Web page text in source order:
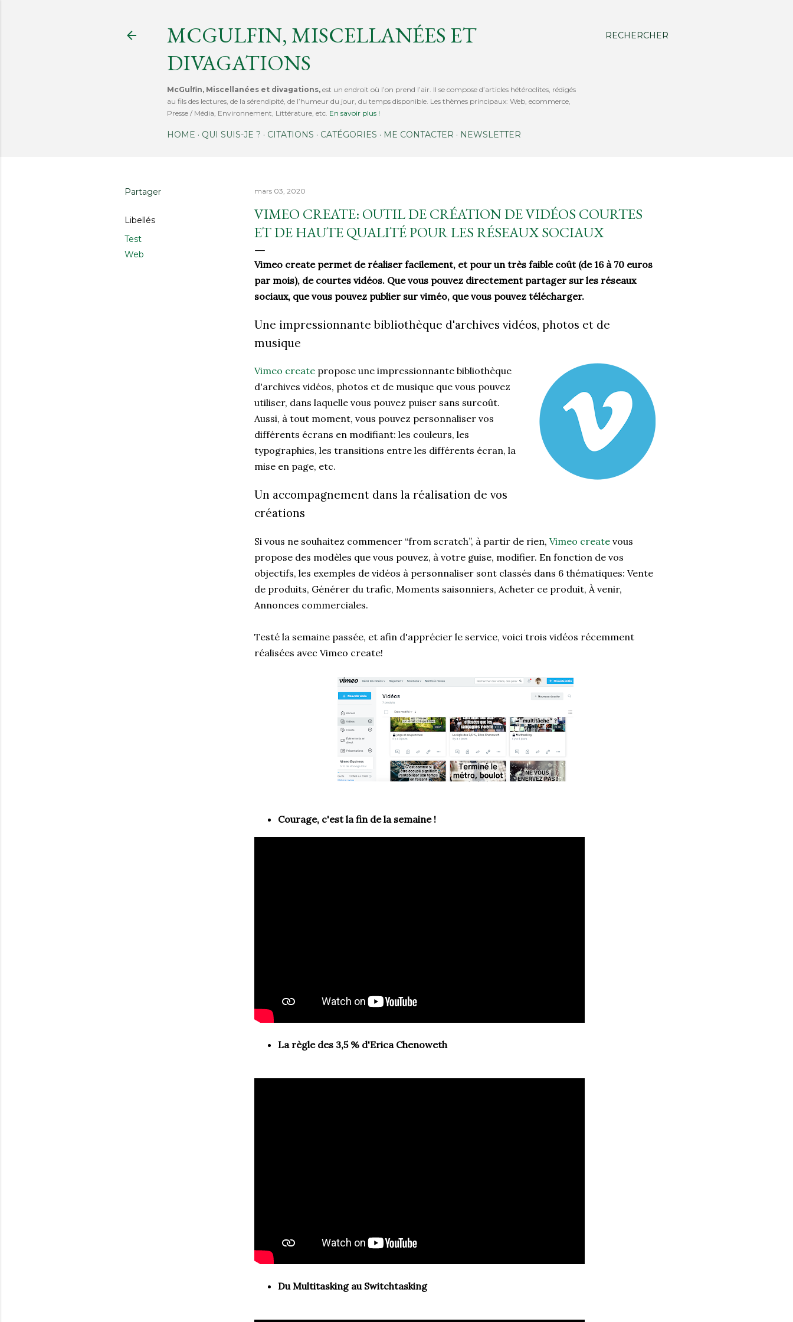
RECHERCHER
MCGULFIN, MISCELLANÉES ET
DIVAGATIONS
McGulfin, Miscellanées et divagations, est un endroit où l’on prend l’air. Il se compose d’articles hétéroclites, rédigés
au fils des lectures, de la sérendipité, de l’humeur du jour, du temps disponible. Les thèmes principaux: Web, ecommerce,
Presse / Média, Environnement, Littérature, etc. En savoir plus !
HOME QUI SUIS-JE ? CITATIONS CATÉGORIES ME CONTACTER NEWSLETTER
Partager
Libellés
Test
Web
mars 03, 2020
VIMEO CREATE: OUTIL DE CRÉATION DE VIDÉOS COURTES
ET DE HAUTE QUALITÉ POUR LES RÉSEAUX SOCIAUX
Vimeo create permet de réaliser facilement, et pour un très faible coût (de 16 à 70 euros
par mois), de courtes vidéos. Que vous pouvez directement partager sur les réseaux
sociaux, que vous pouvez publier sur viméo, que vous pouvez télécharger.
Une impressionnante bibliothèque d'archives vidéos, photos et de
musique
Vimeo create propose une impressionnante bibliothèque
d'archives vidéos, photos et de musique que vous pouvez
utiliser, dans laquelle vous pouvez puiser sans surcoût.
Aussi, à tout moment, vous pouvez personnaliser vos
différents écrans en modifiant: les couleurs, les
typographies, les transitions entre les différents écran, la
mise en page, etc.
Un accompagnement dans la réalisation de vos
créations
Si vous ne souhaitez commencer “from scratch”, à partir de rien, Vimeo create vous
propose des modèles que vous pouvez, à votre guise, modifier. En fonction de vos
objectifs, les exemples de vidéos à personnaliser sont classés dans 6 thématiques: Vente
de produits, Générer du trafic, Moments saisonniers, Acheter ce produit, À venir,
Annonces commerciales.
Testé la semaine passée, et afin d'apprécier le service, voici trois vidéos récemment
réalisées avec Vimeo create!
Courage, c'est la fin de la semaine !
La règle des 3,5 % d'Erica Chenoweth
Du Multitasking au Switchtasking